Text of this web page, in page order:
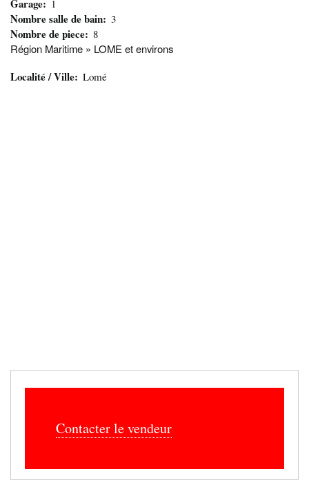
Garage 1
Nombre salle de bain 3
Nombre de piece 8
Région Maritime » LOME et environs
Localité / Ville Lomé
Contacter le vendeur